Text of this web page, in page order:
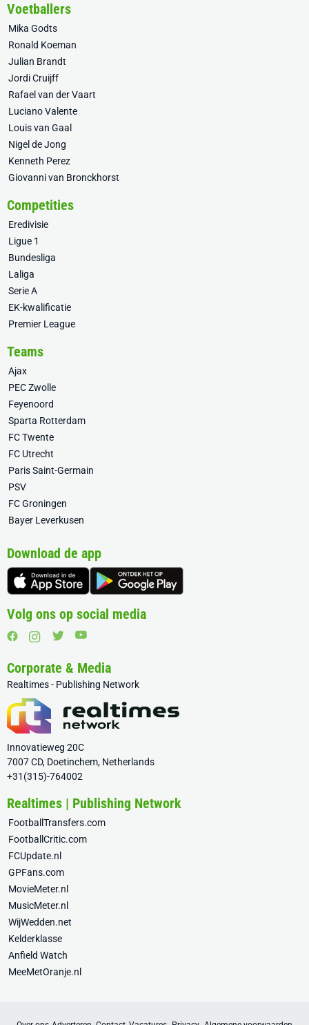
Voetballers
Mika Godts
Ronald Koeman
Julian Brandt
Jordi Cruijff
Rafael van der Vaart
Luciano Valente
Louis van Gaal
Nigel de Jong
Kenneth Perez
Giovanni van Bronckhorst
Competities
Eredivisie
Ligue 1
Bundesliga
Laliga
Serie A
EK-kwalificatie
Premier League
Teams
Ajax
PEC Zwolle
Feyenoord
Sparta Rotterdam
FC Twente
FC Utrecht
Paris Saint-Germain
PSV
FC Groningen
Bayer Leverkusen
Download de app
Volg ons op social media
Corporate & Media
Realtimes - Publishing Network
Innovatieweg 20C
7007 CD, Doetinchem, Netherlands
+31(315)-764002
Realtimes | Publishing Network
FootballTransfers.com
FootballCritic.com
FCUpdate.nl
GPFans.com
MovieMeter.nl
MusicMeter.nl
WijWedden.net
Kelderklasse
Anfield Watch
MeeMetOranje.nl